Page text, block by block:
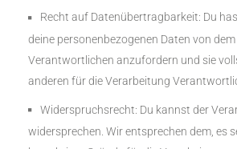
Recht auf Datenübertragbarkeit: Du
deine personenbezogenen Daten von
Verantwortlichen anzufordern und sie
anderen für die Verarbeitung
Widerspruchsrecht: Du kannst der
widersprechen. Wir entsprechen dem, es